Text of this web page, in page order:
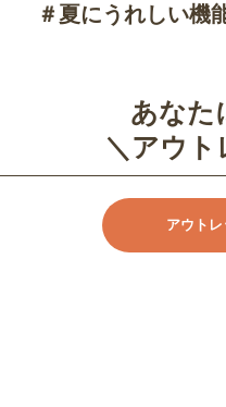
＃夏にうれしい機
あなた
＼アウト
アウトレ